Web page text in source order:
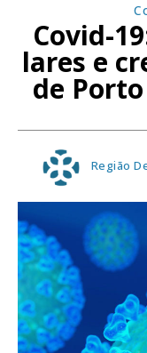
Covid-
lares e
de
Região